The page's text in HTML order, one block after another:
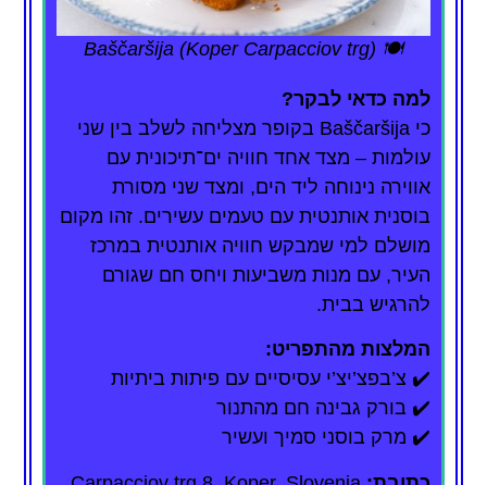
🍽️ Baščaršija (Koper Carpacciov trg)
למה כדאי לבקר?
כי Baščaršija בקופר מצליחה לשלב בין שני
עולמות – מצד אחד חוויה ים־תיכונית עם
אווירה נינוחה ליד הים, ומצד שני מסורת
בוסנית אותנטית עם טעמים עשירים. זהו מקום
מושלם למי שמבקש חוויה אותנטית במרכז
העיר, עם מנות משביעות ויחס חם שגורם
להרגיש בבית.
המלצות מהתפריט:
✔️ צ’בפצ’יצ’י עסיסיים עם פיתות ביתיות
✔️ בורק גבינה חם מהתנור
✔️ מרק בוסני סמיך ועשיר